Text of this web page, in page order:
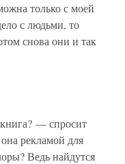
только с моей
с людьми, то
снова они и так
— спросит
рекламой для
Ведь найдутся